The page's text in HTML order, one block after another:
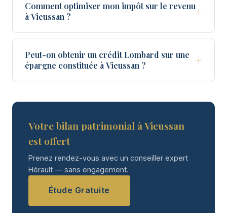
Comment optimiser mon impôt sur le revenu
à Vieussan ?
+
Peut-on obtenir un crédit Lombard sur une
épargne constituée à Vieussan ?
+
Votre bilan patrimonial à Vieussan
est offert
Prenez rendez-vous avec un conseiller expert
Hérault — sans engagement.
Étude Gratuite